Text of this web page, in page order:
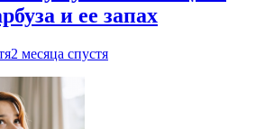
и ее запах
2 месяца спустя